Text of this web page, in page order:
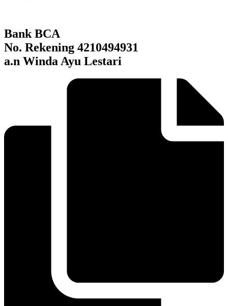
Bank BCA
No. Rekening 4210494931
a.n Winda Ayu Lestari